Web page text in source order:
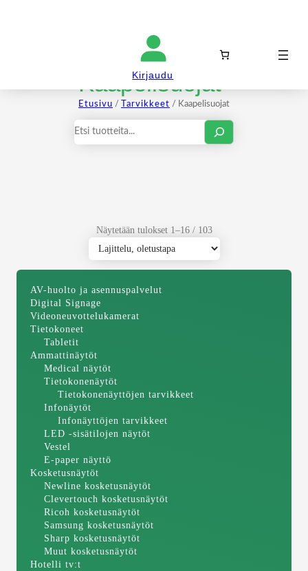
Kirjaudu
Kaapelisuojat
Etusivu / Tarvikkeet / Kaapelisuojat
Haku
Näytetään tulokset 1–16 / 103
AV-huolto ja asennuspalvelut
Digital Signage
Videoneuvottelukamerat
Tietokoneet
Tabletit
Ammattinäytöt
Medical näytöt
Tietokonenäytöt
Tietokonenäyttöjen tarvikkeet
Infonäytöt
Infonäyttöjen tarvikkeet
LED -sisätilojen näytöt
Vestel
E-paper näyttö
Kosketusnäytöt
Newline kosketusnäytöt
Clevertouch kosketusnäytöt
Ricoh kosketusnäytöt
Samsung kosketusnäytöt
Sharp kosketusnäytöt
Muut kosketusnäytöt
Hotelli tv:t